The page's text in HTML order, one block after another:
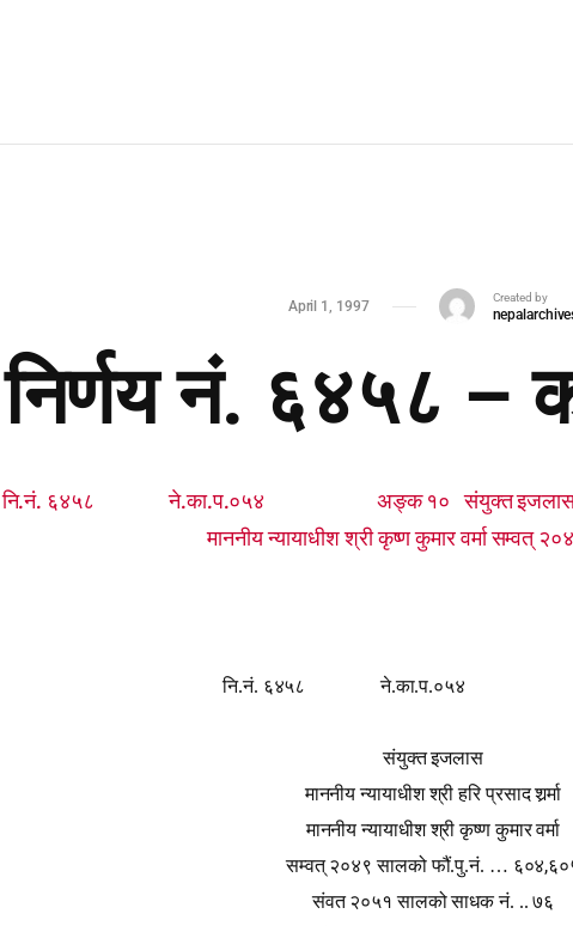
April 1, 1997
Created by
निर्णय नं. ६४५८ –
नि.नं. ६४५८ ने.का.प.०५४ अङ्क १० संयुक्त इजलास माननीय
माननीय न्यायाधीश श्री कृष्ण कुमार वर्मा सम्वत्
नि.नं. ६४५८ ने.का.प.०५४
संयुक्त इजलास
माननीय न्यायाधीश श्री हरि प्रसाद शर्र्मा
माननीय न्यायाधीश श्री कृष्ण कुमार वर्मा
सम्वत् २०४९ सालको फौं.पु.नं. … ६०४,
संवत २०५१ सालको साधक नं. .. ७६